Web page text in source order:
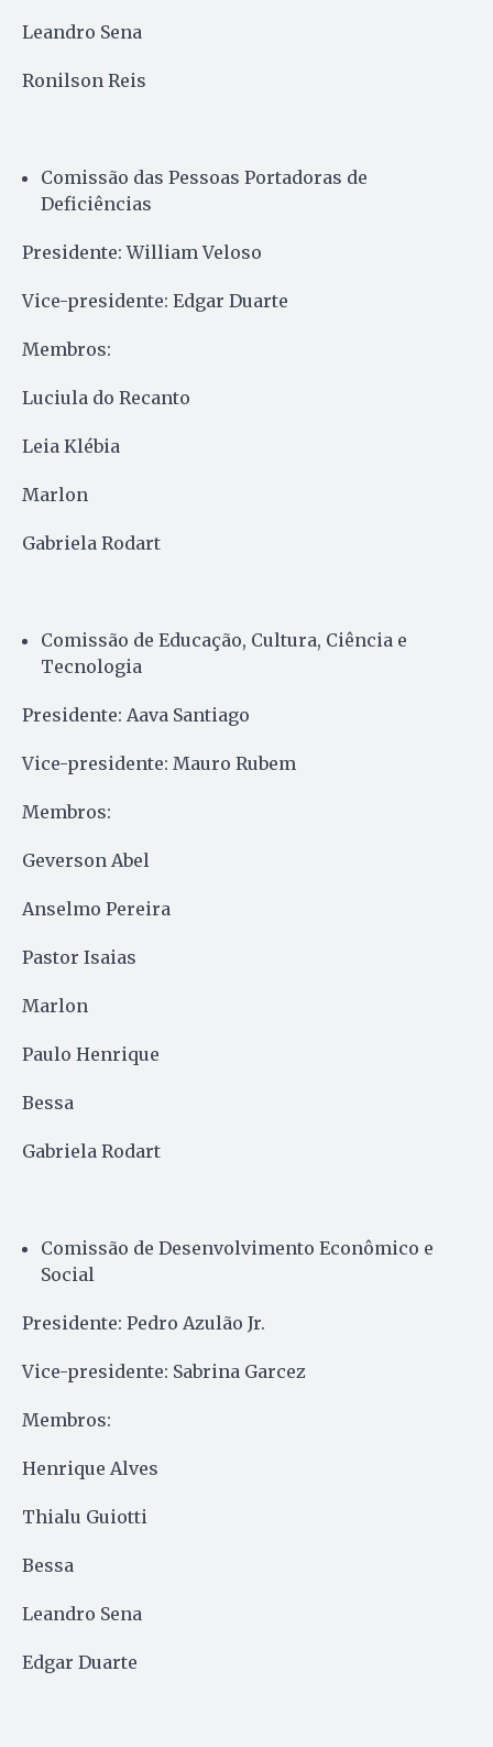
Leandro Sena
Ronilson Reis
Comissão das Pessoas Portadoras de
Deficiências
Presidente: William Veloso
Vice-presidente: Edgar Duarte
Membros:
Luciula do Recanto
Leia Klébia
Marlon
Gabriela Rodart
Comissão de Educação, Cultura, Ciência e
Tecnologia
Presidente: Aava Santiago
Vice-presidente: Mauro Rubem
Membros:
Geverson Abel
Anselmo Pereira
Pastor Isaias
Marlon
Paulo Henrique
Bessa
Gabriela Rodart
Comissão de Desenvolvimento Econômico e
Social
Presidente: Pedro Azulão Jr.
Vice-presidente: Sabrina Garcez
Membros:
Henrique Alves
Thialu Guiotti
Bessa
Leandro Sena
Edgar Duarte